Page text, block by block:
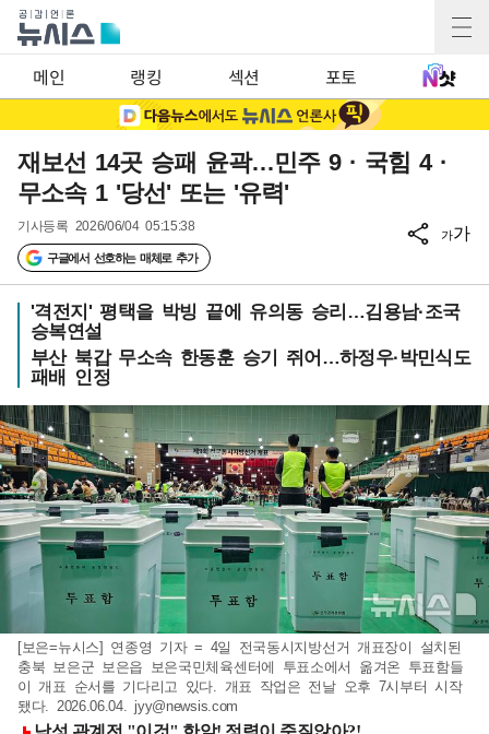
메인 랭킹 섹션 포토
재보선 14곳 승패 윤곽…민주 9 · 국힘 4 ·
무소속 1 '당선' 또는 '유력'
기사등록 2026/06/04 05:15:38
구글에서 선호하는 매체로 추가
가가
'격전지' 평택을 박빙 끝에 유의동 승리…김용남·조국
승복연설
부산 북갑 무소속 한동훈 승기 쥐어…하정우·박민식도
패배 인정
[보은=뉴시스] 연종영 기자 = 4일 전국동시지방선거 개표장이 설치된
충북 보은군 보은읍 보은국민체육센터에 투표소에서 옮겨온 투표함들
이 개표 순서를 기다리고 있다. 개표 작업은 전날 오후 7시부터 시작
됐다. 2026.06.04. jyy@newsis.com